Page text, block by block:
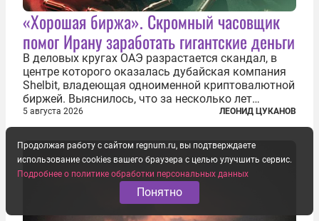
«Хорошая биржа». Скромный часовщик
помог Ирану заработать гигантские деньги
В деловых кругах ОАЭ разрастается скандал, в
центре которого оказалась дубайская компания
Shelbit, владеющая одноименной криптовалютной
биржей. Выяснилось, что за несколько лет
существования через Shelbit прошло не менее 4
млрд долларов в криптовалюте, принадлежащих
иранским чиновникам и силовикам...
5 августа 2026 ЛЕОНИД ЦУКАНОВ
Продолжая работу с сайтом regnum.ru, вы подтверждаете
использование cookies вашего браузера с целью улучшить сервис.
Подробнее о политике обработки персональных данных
Понятно